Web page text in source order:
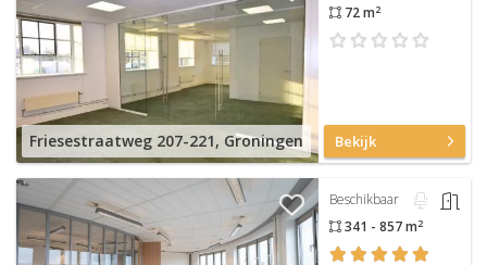
Friesestraatweg 207-221, Groningen
72 m2
Bekijk
Beschikbaar
341 - 857 m2